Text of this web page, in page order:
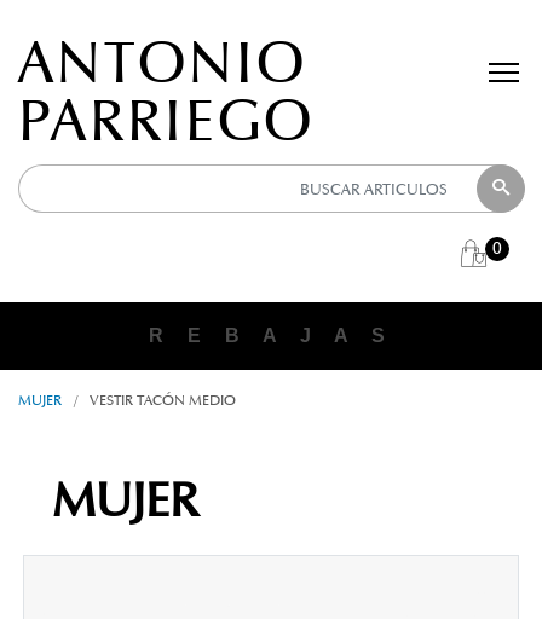
ANTONIO
PARRIEGO
0
R E B A J A S
MUJER / VESTIR TACÓN MEDIO
MUJER